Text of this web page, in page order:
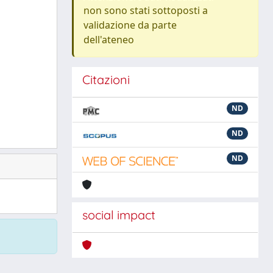
non sono stati sottoposti a
validazione da parte
dell'ateneo
Citazioni
ND
ND
ND
social impact